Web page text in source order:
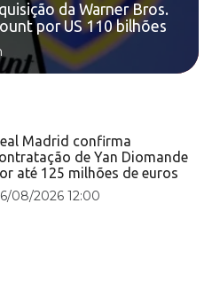
da Warner Bros.
por US 110 bilhões
Madrid confirma
de Yan Diomande
até 125 milhões de euros
08/2026 12:00